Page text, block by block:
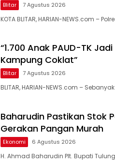
Blitar 7 Agustus 2026
KOTA BLITAR, HARIAN-NEWS.com –
“1.700 Anak PAUD-TK
Kampung Coklat”
Blitar 7 Agustus 2026
BLITAR, HARIAN-NEWS.com –
Baharudin Pastikan Stok
Gerakan Pangan Murah
Ekonomi 6 Agustus 2026
H. Ahmad Baharudin Plt. Bupati